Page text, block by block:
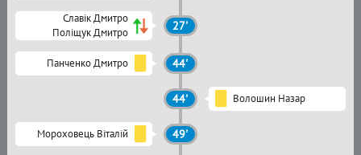
Славік Дмитро
Поліщук Дмитро
27'
Панченко Дмитро 44'
44' Волошин Назар
Мороховець Віталій 49'